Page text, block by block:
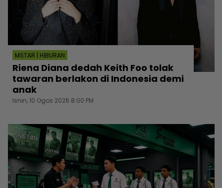
MSTAR | HIBURAN
Riena Diana dedah Keith Foo tolak
tawaran berlakon di Indonesia demi
anak
Isnin, 10 Ogos 2026 8:00 PM